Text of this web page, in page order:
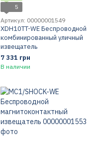
5
Артикул: 00000001549
XDH10TT-WE Беспроводной
комбинированный уличный
извещатель
7 331 грн
В наличии